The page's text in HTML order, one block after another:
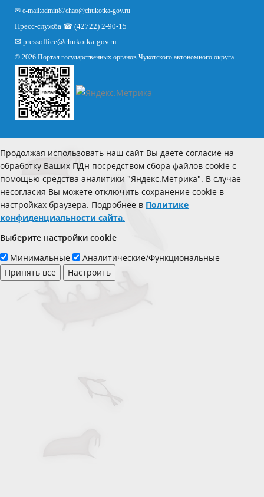
✉ e-mail:admin87chao@chukotka-gov.ru
Пресс-служба ☎ (42722) 2-90-15
✉ pressoffice@chukotka-gov.ru
© 2026 Портал государственных органов Чукотского автономного округа
Продолжая использовать наш сайт Вы даете согласие на
обработку Ваших ПДн посредством сбора файлов cookie с
помощью средства аналитики "Яндекс.Метрика". В случае
несогласия Вы можете отключить сохранение cookie в
настройках браузера. Подробнее в Политике
конфиденциальности сайта.
Выберите настройки cookie
Минимальные
Аналитические/Функциональные
Принять всё
Настроить